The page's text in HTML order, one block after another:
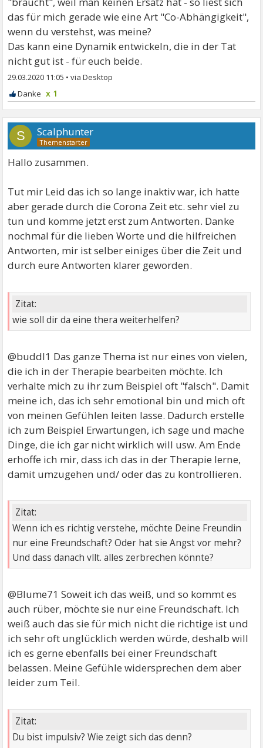
das für mich gerade wie eine Art "Co-Abhängigkeit",
wenn du verstehst, was meine?
Das kann eine Dynamik entwickeln, die in der Tat
nicht gut ist - für euch beide.
29.03.2020 11:05 •
x 1
S Scalphunter
Hallo zusammen.
Tut mir Leid das ich so lange inaktiv war, ich hatte
aber gerade durch die Corona Zeit etc. sehr viel zu
tun und komme jetzt erst zum Antworten. Danke
nochmal für die lieben Worte und die hilfreichen
Antworten, mir ist selber einiges über die Zeit und
durch eure Antworten klarer geworden.
Zitat:
wie soll dir da eine thera weiterhelfen?
@buddl1 Das ganze Thema ist nur eines von vielen,
die ich in der Therapie bearbeiten möchte. Ich
verhalte mich zu ihr zum Beispiel oft "falsch". Damit
meine ich, das ich sehr emotional bin und mich oft
von meinen Gefühlen leiten lasse. Dadurch erstelle
ich zum Beispiel Erwartungen, ich sage und mache
Dinge, die ich gar nicht wirklich will usw. Am Ende
erhoffe ich mir, dass ich das in der Therapie lerne,
damit umzugehen und/ oder das zu kontrollieren.
Zitat:
Wenn ich es richtig verstehe, möchte Deine Freundin
nur eine Freundschaft? Oder hat sie Angst vor mehr?
Und dass danach vllt. alles zerbrechen könnte?
@Blume71 Soweit ich das weiß, und so kommt es
auch rüber, möchte sie nur eine Freundschaft. Ich
weiß auch das sie für mich nicht die richtige ist und
ich sehr oft unglücklich werden würde, deshalb will
ich es gerne ebenfalls bei einer Freundschaft
belassen. Meine Gefühle widersprechen dem aber
leider zum Teil.
Zitat:
Du bist impulsiv? Wie zeigt sich das denn?